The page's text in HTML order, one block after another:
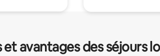
avantages des séjours